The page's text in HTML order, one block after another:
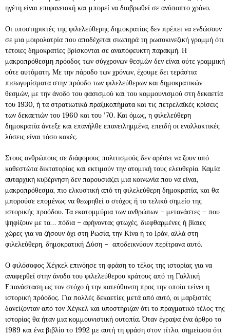
ηγέτη είναι επιφανειακή και μπορεί να διαβρωθεί σε ανύποπτο χρόνο.
Οι υποστηρικτές της φιλελεύθερης δημοκρατίας δεν πρέπει να ενδώσουν
σε μια μοιρολατρία που αποδέχεται σιωπηρά τη ρωσοκινεζική γραμμή ότι
τέτοιες δημοκρατίες βρίσκονται σε αναπόφευκτη παρακμή. Η
μακροπρόθεσμη πρόοδος των σύγχρονων θεσμών δεν είναι ούτε γραμμική
ούτε αυτόματη. Με την πάροδο των χρόνων, έχουμε δει τεράστια
πισωγυρίσματα στην πρόοδο των φιλελεύθερων και δημοκρατικών
θεσμών, με την άνοδο του φασισμού και του κομμουνισμού στη δεκαετία
του 1930, ή τα στρατιωτικά πραξικοπήματα και τις πετρελαϊκές κρίσεις
των δεκαετιών του 1960 και του ’70. Και όμως, η φιλελεύθερη
δημοκρατία άντεξε και επανήλθε επανειλημμένα, επειδή οι εναλλακτικές
λύσεις είναι τόσο κακές.
Στους ανθρώπους σε διάφορους πολιτισμούς δεν αρέσει να ζουν υπό
καθεστώτα δικτατορίας και εκτιμούν την ατομική τους ελευθερία. Καμία
αυταρχική κυβέρνηση δεν παρουσιάζει μια κοινωνία που να είναι,
μακροπρόθεσμα, πιο ελκυστική από τη φιλελεύθερη δημοκρατία, και θα
μπορούσε επομένως να θεωρηθεί ο στόχος ή το τελικό σημείο της
ιστορικής προόδου. Τα εκατομμύρια των ανθρώπων – μετανάστες – που
ψηφίζουν με τα… πόδια – αφήνοντας φτωχές, διεφθαρμένες ή βίαιες
χώρες για να ζήσουν όχι στη Ρωσία, την Κίνα ή το Ιράν, αλλά στη
φιλελεύθερη, δημοκρατική Δύση – αποδεικνύουν περίτρανα αυτό.
Ο φιλόσοφος Χέγκελ επινόησε τη φράση το τέλος της ιστορίας για να
αναφερθεί στην άνοδο του φιλελεύθερου κράτους από τη Γαλλική
Επανάσταση ως τον στόχο ή την κατεύθυνση προς την οποία τείνει η
ιστορική πρόοδος. Για πολλές δεκαετίες μετά από αυτό, οι μαρξιστές
δανείζονταν από τον Χέγκελ και υποστήριζαν ότι το πραγματικό τέλος της
ιστορίας θα ήταν μια κομμουνιστική ουτοπία. Όταν έγραψα ένα άρθρο το
1989 και ένα βιβλίο το 1992 με αυτή τη φράση στον τίτλο, σημείωσα ότι